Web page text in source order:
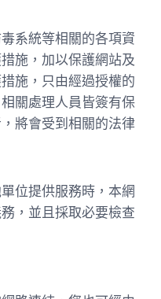
系統等相關的各項資
施，加以保護網站及
施，只由經過授權的
關處理人員皆簽有保
將會受到相關的法律
位提供服務時，本網
，並且採取必要檢查